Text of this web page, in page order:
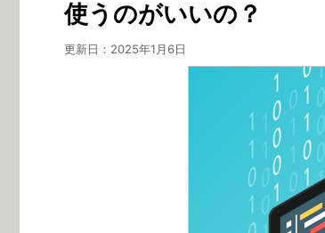
使うのがいいの？
更新日： 2025年1月6日